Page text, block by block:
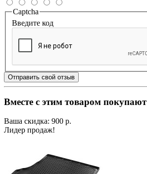
Captcha
Введите код
Отправить свой отзыв
Вместе с этим товаром покупают
Ваша скидка: 900 р.
Лидер продаж!